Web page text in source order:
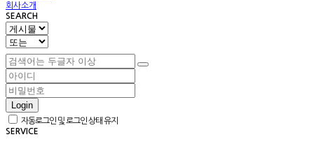
회사소개
SEARCH
Login
자동로그인 및 로그인 상태 유지
SERVICE